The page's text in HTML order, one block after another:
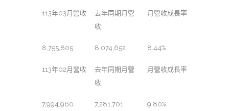
113年03月營收
去年同期月營
收
月營收成長率
8,755,805 8,074,652 8.44%
113年02月營收
去年同期月營
收
月營收成長率
7,994,960 7,281,701 9.80%